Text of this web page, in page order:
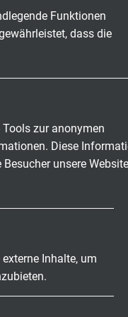
Funktionen
dass die
zur anonymen
Diese
unsere Website
Inhalte, um
0,21 mm